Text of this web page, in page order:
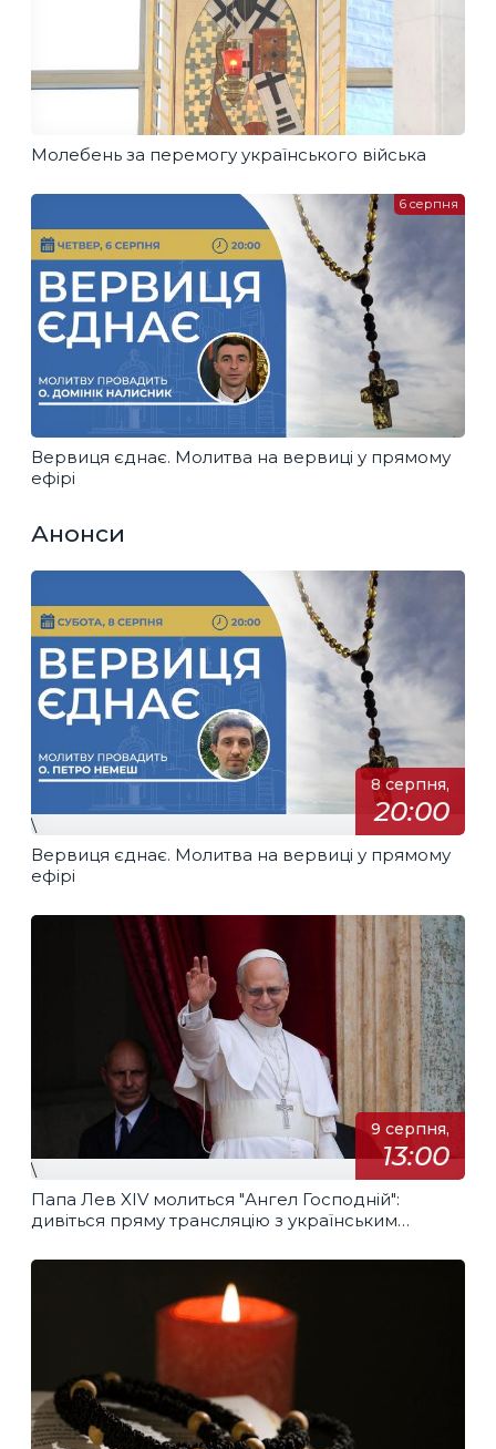
Молебень за перемогу українського війська
Вервиця єднає. Молитва на вервиці у прямому
ефірі
6 серпня
Анонси
8 серпня,
20:00
\
Вервиця єднає. Молитва на вервиці у прямому
ефірі
9 серпня,
13:00
\
Папа Лев XIV молиться "Ангел Господній":
дивіться пряму трансляцію з українським